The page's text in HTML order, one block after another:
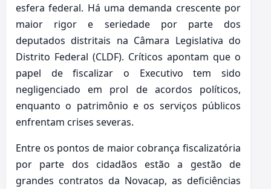
esfera federal. Há uma demanda crescente por
maior rigor e seriedade por parte dos
deputados distritais na Câmara Legislativa do
Distrito Federal (CLDF). Críticos apontam que o
papel de fiscalizar o Executivo tem sido
negligenciado em prol de acordos políticos,
enquanto o patrimônio e os serviços públicos
enfrentam crises severas.
Entre os pontos de maior cobrança fiscalizatória
por parte dos cidadãos estão a gestão de
grandes contratos da Novacap, as deficiências